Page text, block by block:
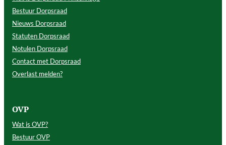
Bestuur Dorpsraad
Nieuws Dorpsraad
Statuten Dorpsraad
Notulen Dorpsraad
Contact met Dorpsraad
Overlast melden?
OVP
Wat is OVP?
Bestuur OVP